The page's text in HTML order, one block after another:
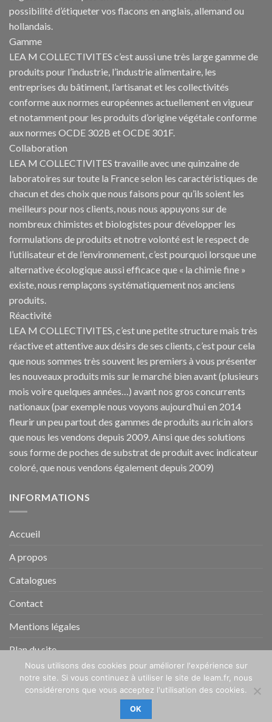
possibilité d’étiqueter vos flacons en anglais, allemand ou
hollandais.
Gamme
LEA M COLLECTIVITES c’est aussi une très large gamme de
produits pour l’industrie, l’industrie alimentaire, les
entreprises du bâtiment, l’artisanat et les collectivités
conforme aux normes européennes actuellement en vigueur
et notamment pour les produits d’origine végétale conforme
aux normes OCDE 302B et OCDE 301F.
Collaboration
LEA M COLLECTIVITES travaille avec une quinzaine de
laboratoires sur toute la France selon les caractéristiques de
chacun et des choix que nous faisons pour qu’ils soient les
meilleurs pour nos clients, nous nous appuyons sur de
nombreux chimistes et biologistes pour développer les
formulations de produits et notre volonté est le respect de
l’utilisateur et de l’environnement, c’est pourquoi lorsque une
alternative écologique aussi efficace que « la chimie fine »
existe, nous remplaçons systématiquement nos anciens
produits.
Réactivité
LEA M COLLECTIVITES, c’est une petite structure mais très
réactive et attentive aux désirs de ses clients, c’est pour cela
que nous sommes très souvent les premiers à vous présenter
les nouveaux produits mis sur le marché bien avant (plusieurs
mois voire quelques années…) avant nos gros concurrents
nationaux (par exemple nous voyons aujourd’hui en 2014
fleurir un peu partout des gammes de produits au ricin alors
que nous les vendons depuis 2009. Ainsi que des solutions
sous forme de poches de substrat de produit avec indicateur
coloré, que nous vendons également depuis 2009)
INFORMATIONS
Accueil
A propos
Catalogues
Contact
Mentions légales
Plan du site
ACCUEIL A PROPOS CATALOGUES
CONTACT
MENTIONS LÉGALES
Copyright 2021 ©Léa M Collectivités
Nous utilisons des cookies pour améliorer l'expérience sur
notre site. Si vous continuez à utiliser le site de leam.fr, nous
considérerons que vous acceptez l'utilisation des cookies.
OK